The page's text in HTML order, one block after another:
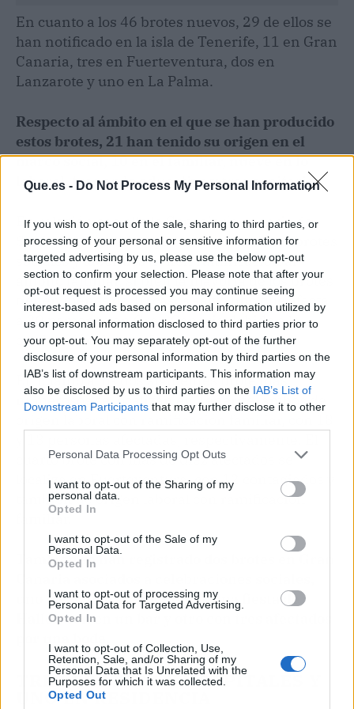
Que.es - Do Not Process My Personal Information
If you wish to opt-out of the sale, sharing to third parties, or
processing of your personal or sensitive information for
targeted advertising by us, please use the below opt-out
section to confirm your selection. Please note that after your
opt-out request is processed you may continue seeing
interest-based ads based on personal information utilized by
us or personal information disclosed to third parties prior to
your opt-out. You may separately opt-out of the further
disclosure of your personal information by third parties on the
IAB’s list of downstream participants. This information may
also be disclosed by us to third parties on the IAB’s List of
Downstream Participants that may further disclose it to other
Personal Data Processing Opt Outs
I want to opt-out of the Sharing of my
personal data.
Opted In
I want to opt-out of the Sale of my
Personal Data.
Opted In
I want to opt-out of processing my
Personal Data for Targeted Advertising.
Opted In
I want to opt-out of Collection, Use,
Retention, Sale, and/or Sharing of my
Personal Data that Is Unrelated with the
Purposes for which it was collected.
Opted Out
En cuanto a los 46 brotes nuevos, 29 de ellos se
han notificado en la isla de Tenerife, 11 en Gran
Canaria, tres en Fuerteventura, dos en
Lanzarote y uno en La Palma.
Respecto al ámbito en el que se han producido
estos brotes, 21 han tenido su origen en el
marco social, 10 en el familiar, nueve en lo
laboral, tres en lo educativo y tres sanitarios.
En relación con ello la Consejería canaria de
Sanidad puntualiza que la mayoría de los brotes
sociales y laborales tienen ramificación al
ámbito familiar, si bien la mayoría de los brotes
tienen menos de 10 casos salvo uno que afecta
a 20 personas en Gran Canaria debido a la
celebración de una fiesta en un pub.
En cuanto a los dos siguientes brote más
numerosos se localizan en Tenerife, ambos de
cuarto brote con más de diez afectados se
localiza en Fuerteventura, con 12 contagiados y
también de origen laboral con ramificación
familiar.
También se han registrado dos brotes en Gran
uno con cinco afectados por una fiesta de
Halloween en un bar y otro con tres afectados
TRES BROTES EN HOSPITALES Y
UNO EN RESIDENCIA